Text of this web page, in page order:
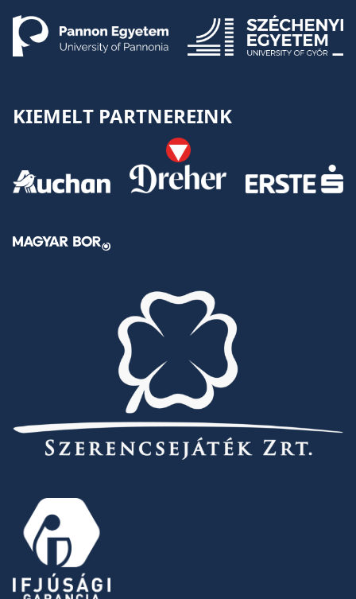
KIEMELT PARTNEREINK